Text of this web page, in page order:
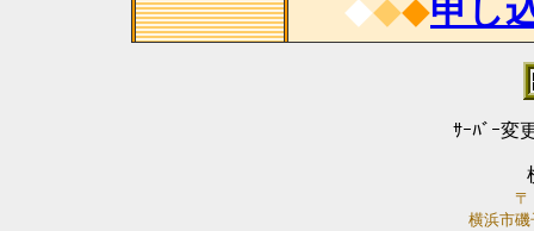
◆◆◆申し
ｻｰﾊﾞｰ変
〒
横浜市